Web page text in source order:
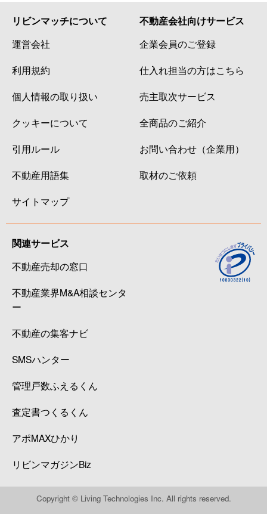
リビンマッチについて
運営会社
利用規約
個人情報の取り扱い
クッキーについて
引用ルール
不動産用語集
サイトマップ
不動産会社向けサービス
企業会員のご登録
仕入れ担当の方はこちら
売主取次サービス
全商品のご紹介
お問い合わせ（企業用）
取材のご依頼
関連サービス
不動産売却の窓口
不動産業界M&A相談センタ
ー
不動産の集客ナビ
SMSハンター
管理戸数ふえるくん
査定書つくるくん
アポMAXひかり
リビンマガジンBiz
Copyright © Living Technologies Inc. All rights reserved.